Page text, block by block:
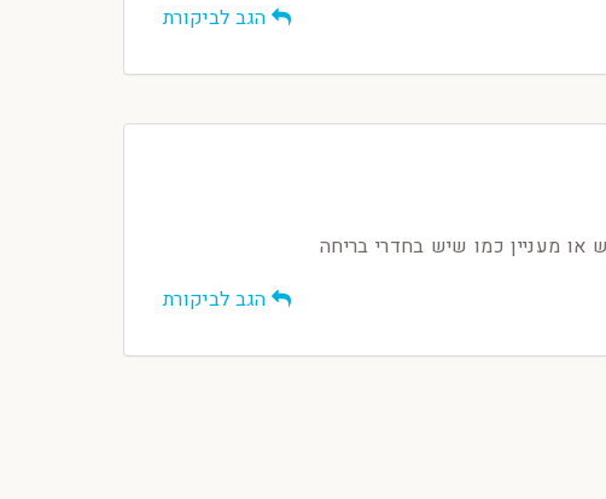
הגב לביקורת
מעניין כמו שיש בחדרי בריחה
הגב לביקורת